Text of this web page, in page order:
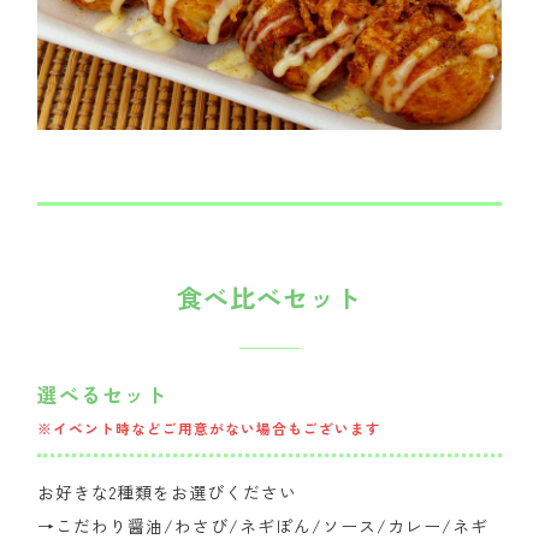
食べ比べセット
選べるセット
※イベント時などご用意がない場合もございます
お好きな2種類をお選びください
→こだわり醤油/わさび/ネギぽん/ソース/カレー/ネギ